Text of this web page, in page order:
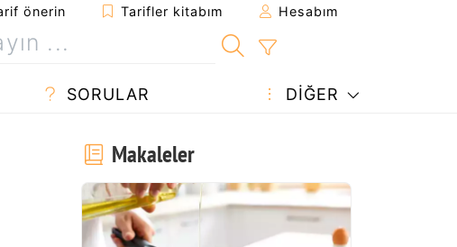
önerin Tarifler kitabım Hesabım
SORULAR DIĞER
Makaleler